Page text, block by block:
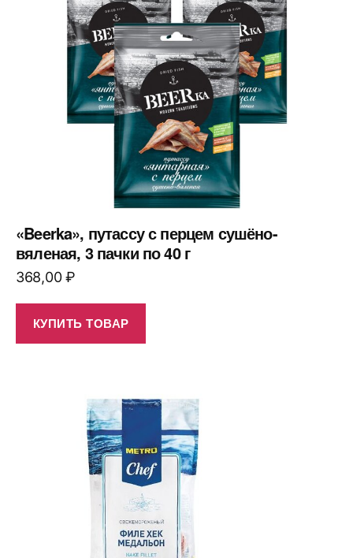
«Beerka», путассу с перцем сушёно-
вяленая, 3 пачки по 40 г
368,00₽
КУПИТЬ ТОВАР